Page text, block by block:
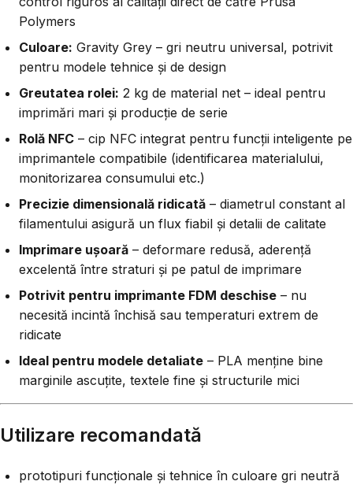
Polymers
Culoare: Gravity Grey – gri neutru universal, potrivit
pentru modele tehnice și de design
Greutatea rolei: 2 kg de material net – ideal pentru
imprimări mari și producție de serie
Rolă NFC – cip NFC integrat pentru funcții inteligente pe
imprimantele compatibile (identificarea materialului,
monitorizarea consumului etc.)
Precizie dimensională ridicată – diametrul constant al
filamentului asigură un flux fiabil și detalii de calitate
Imprimare ușoară – deformare redusă, aderență
excelentă între straturi și pe patul de imprimare
Potrivit pentru imprimante FDM deschise – nu
necesită incintă închisă sau temperaturi extrem de
ridicate
Ideal pentru modele detaliate – PLA menține bine
marginile ascuțite, textele fine și structurile mici
Utilizare recomandată
prototipuri funcționale și tehnice în culoare gri neutră